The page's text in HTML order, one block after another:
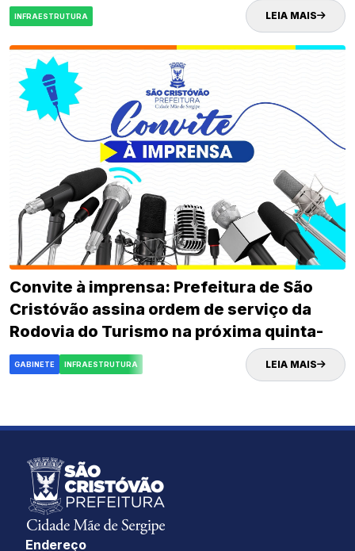
INFRAESTRUTURA LEIA MAIS
Convite à imprensa: Prefeitura de São
Cristóvão assina ordem de serviço da
Rodovia do Turismo na próxima quinta-
feira (02)
GABINETE INFRAESTRUTURA LEIA MAIS
Endereço